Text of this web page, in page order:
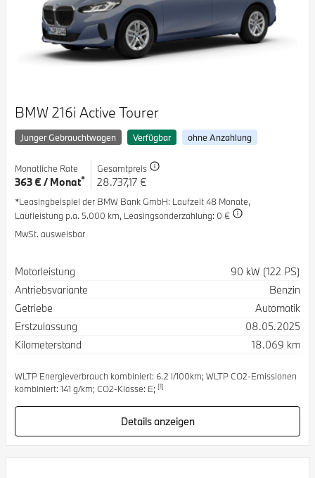
BMW 216i Active Tourer
Junger Gebrauchtwagen Verfügbar ohne Anzahlung
Monatliche Rate
363 € / Monat*
Gesamtpreis
28.737,17 €
*Leasingbeispiel der BMW Bank GmbH: Laufzeit 48 Monate,
Laufleistung p.a. 5.000 km, Leasingsonderzahlung: 0 €
MwSt. ausweisbar
Spezifikation
Motorleistung
90 kW (122 PS)
Antriebsvariante
Benzin
Getriebe
Automatik
Erstzulassung
08.05.2025
Kilometerstand
18.069 km
WLTP Energieverbrauch kombiniert: 6.2 l/100km; WLTP CO2-Emissionen
kombiniert: 141 g/km; CO2-Klasse: E; [1]
Details anzeigen